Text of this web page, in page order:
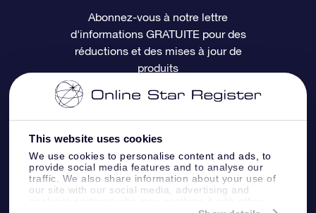
This website uses cookies
We use cookies to personalise content and ads, to
provide social media features and to analyse our
traffic. We also share information about your use of
our site with our social media, advertising and
Questions fréquemment posées
Revues
Carte cadeau OSR
Cadeaux d’entreprise
Page d’accueil personnalisée
Appli Voler vers les étoiles
Informations de paiement
Informations d’expédition
Politique de retour
Constellations
Abonnez-vous à notre lettre
d'informations GRATUITE pour des
réductions et des mises à jour de
produits